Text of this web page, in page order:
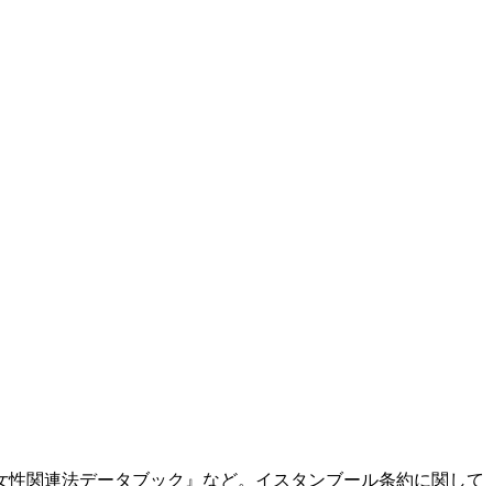
関連法データブック』など。イスタンブール条約に関して